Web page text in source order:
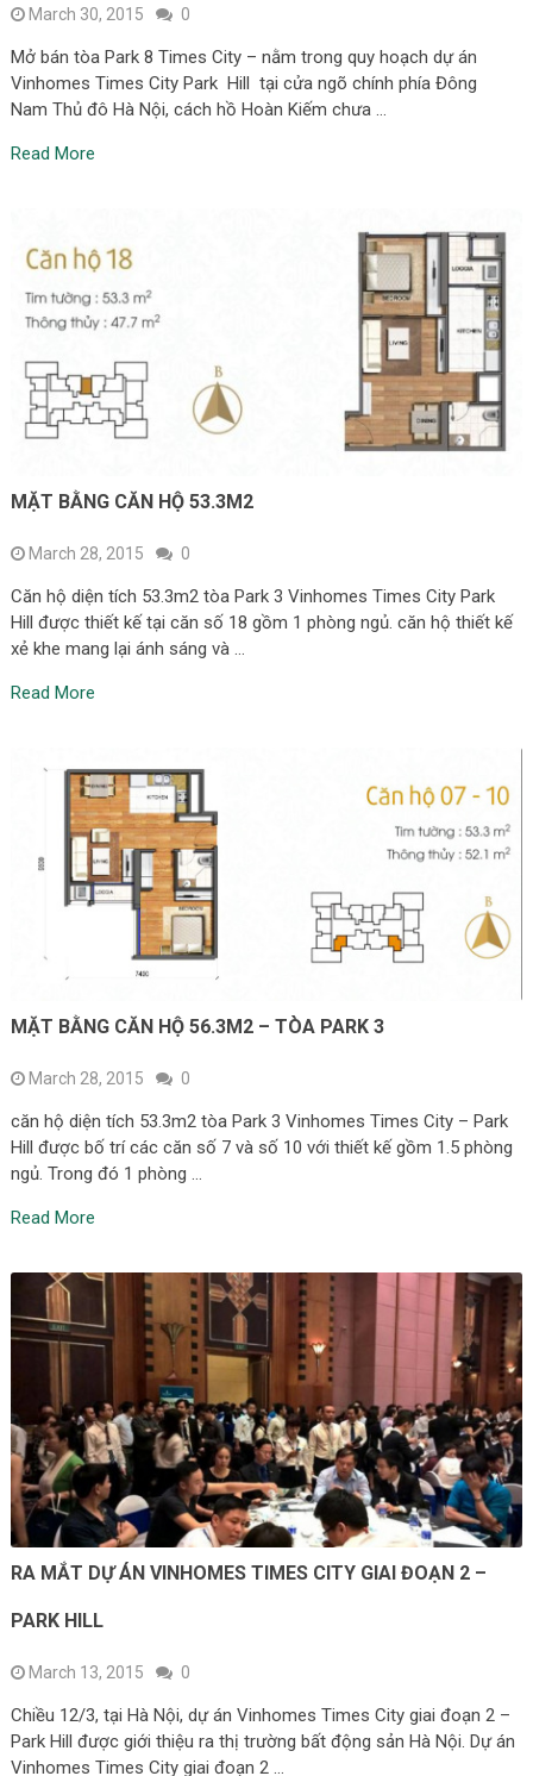
March 30, 2015 0
Mở bán tòa Park 8 Times City – nằm trong quy hoạch dự án
Vinhomes Times City Park Hill tại cửa ngõ chính phía Đông
Nam Thủ đô Hà Nội, cách hồ Hoàn Kiếm chưa …
Read More
MẶT BẰNG CĂN HỘ 53.3M2
March 28, 2015 0
Căn hộ diện tích 53.3m2 tòa Park 3 Vinhomes Times City Park
Hill được thiết kế tại căn số 18 gồm 1 phòng ngủ. căn hộ thiết kế
xẻ khe mang lại ánh sáng và …
Read More
MẶT BẰNG CĂN HỘ 56.3M2 – TÒA PARK 3
March 28, 2015 0
căn hộ diện tích 53.3m2 tòa Park 3 Vinhomes Times City – Park
Hill được bố trí các căn số 7 và số 10 với thiết kế gồm 1.5 phòng
ngủ. Trong đó 1 phòng …
Read More
RA MẮT DỰ ÁN VINHOMES TIMES CITY GIAI ĐOẠN 2 –
PARK HILL
March 13, 2015 0
Chiều 12/3, tại Hà Nội, dự án Vinhomes Times City giai đoạn 2 –
Park Hill được giới thiệu ra thị trường bất động sản Hà Nội. Dự án
Vinhomes Times City giai đoạn 2 …